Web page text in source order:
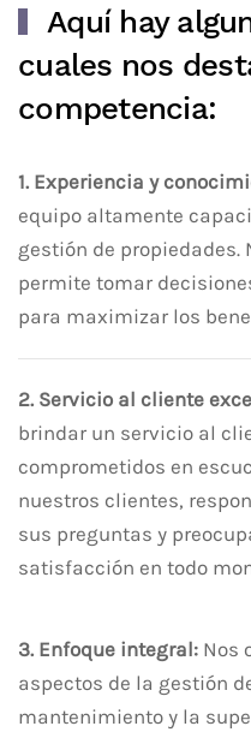
Aquí hay
cuales nos
competencia:
1. Experiencia y
equipo altamente
gestión de propiedades.
permite tomar
para maximizar los
2. Servicio al cliente
brindar un servicio al
comprometidos en
nuestros clientes,
sus preguntas y
satisfacción en todo
3. Enfoque integral: Nos
aspectos de la gestión
mantenimiento y la